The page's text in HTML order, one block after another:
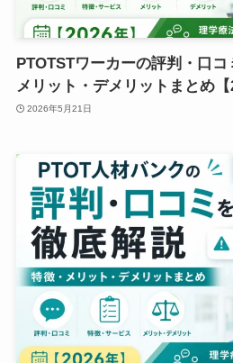
PTOTSTワーカーの評判・口コ
メリット・デメリットまとめ【
2026年5月21日